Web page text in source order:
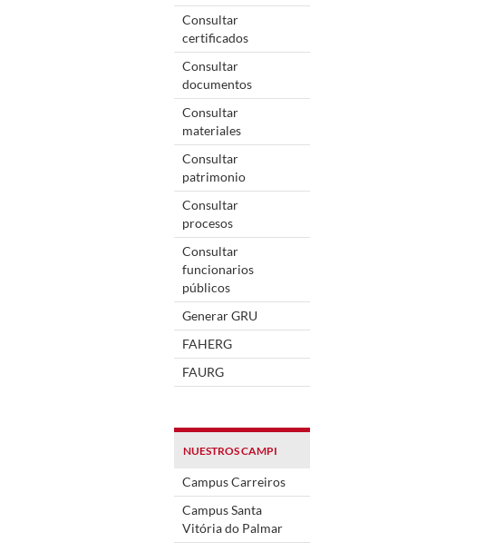
Consultar
certificados
Consultar
documentos
Consultar
materiales
Consultar
patrimonio
Consultar
procesos
Consultar
funcionarios
públicos
Generar GRU
FAHERG
FAURG
NUESTROS CAMPI
Campus Carreiros
Campus Santa
Vitória do Palmar